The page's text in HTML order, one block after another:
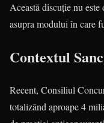
Această discuție nu
asupra modului în care
Contextul
Recent, Consiliul
totalizând aproape 4